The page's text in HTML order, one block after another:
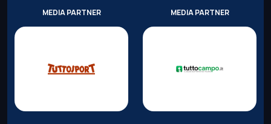
MEDIA PARTNER MEDIA PARTNER